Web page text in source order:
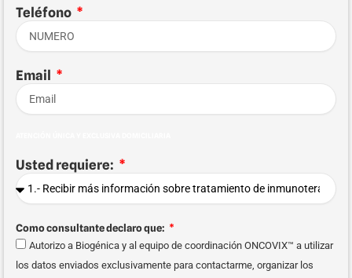
Teléfono
Email
Usted requiere:
Como consultante declaro que:
Autorizo a Biogénica y al equipo de coordinación ONCOVIX™ a utilizar
los datos enviados exclusivamente para contactarme, organizar los